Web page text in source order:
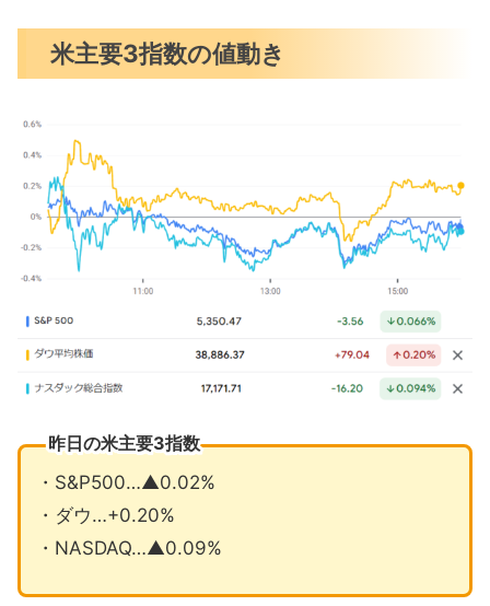
米国市場のトピックス
ECBも0.25%利下げも追加利下げ示唆
能性
司法省がAI事業に反トラスト調査へ
6月の注目イベントについて
まとめ
米主要3指数の値動き
昨日の米主要3指数
・S&P500…▲0.02%
・ダウ…+0.20%
・NASDAQ…▲0.09%